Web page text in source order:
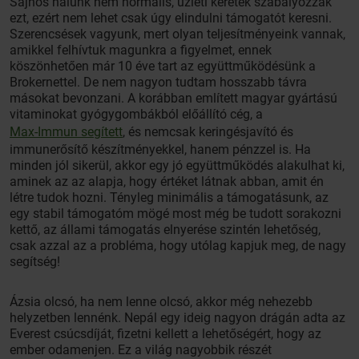
ezt, ezért nem lehet csak úgy elindulni támogatót keresni.
Szerencsések vagyunk, mert olyan teljesítményeink vannak,
amikkel felhívtuk magunkra a figyelmet, ennek
köszönhetően már 10 éve tart az együttműködésünk a
Brokernettel. De nem nagyon tudtam hosszabb távra
másokat bevonzani. A korábban említett magyar gyártású
vitaminokat gyógygombákból előállító cég, a
Max-Immun segített, és nemcsak keringésjavító és
immunerősítő készítményekkel, hanem pénzzel is. Ha
minden jól sikerül, akkor egy jó együttműködés alakulhat ki,
aminek az az alapja, hogy értéket látnak abban, amit én
létre tudok hozni. Tényleg minimális a támogatásunk, az
egy stabil támogatóm mögé most még be tudott sorakozni
kettő, az állami támogatás elnyerése szintén lehetőség,
csak azzal az a probléma, hogy utólag kapjuk meg, de nagy
segítség!
Ázsia olcsó, ha nem lenne olcsó, akkor még nehezebb
helyzetben lennénk. Nepál egy ideig nagyon drágán adta az
Everest csúcsdíját, fizetni kellett a lehetőségért, hogy az
ember odamenjen. Ez a világ nagyobbik részét